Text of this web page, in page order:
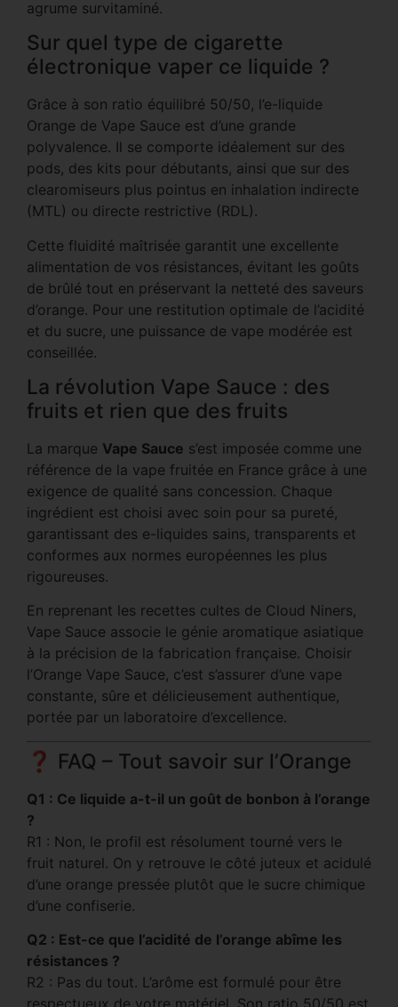
agrume survitaminé.
Sur quel type de cigarette
électronique vaper ce liquide ?
Grâce à son ratio équilibré 50/50, l’e-liquide
Orange de Vape Sauce est d’une grande
polyvalence. Il se comporte idéalement sur des
pods, des kits pour débutants, ainsi que sur des
clearomiseurs plus pointus en inhalation indirecte
(MTL) ou directe restrictive (RDL).
Cette fluidité maîtrisée garantit une excellente
alimentation de vos résistances, évitant les goûts
de brûlé tout en préservant la netteté des saveurs
d’orange. Pour une restitution optimale de l’acidité
et du sucre, une puissance de vape modérée est
conseillée.
La révolution Vape Sauce : des
fruits et rien que des fruits
La marque Vape Sauce s’est imposée comme une
référence de la vape fruitée en France grâce à une
exigence de qualité sans concession. Chaque
ingrédient est choisi avec soin pour sa pureté,
garantissant des e-liquides sains, transparents et
conformes aux normes européennes les plus
rigoureuses.
En reprenant les recettes cultes de Cloud Niners,
Vape Sauce associe le génie aromatique asiatique
à la précision de la fabrication française. Choisir
l’Orange Vape Sauce, c’est s’assurer d’une vape
constante, sûre et délicieusement authentique,
portée par un laboratoire d’excellence.
❓ FAQ – Tout savoir sur l’Orange
Q1 : Ce liquide a-t-il un goût de bonbon à l’orange
?
R1 : Non, le profil est résolument tourné vers le
fruit naturel. On y retrouve le côté juteux et acidulé
d’une orange pressée plutôt que le sucre chimique
d’une confiserie.
Q2 : Est-ce que l’acidité de l’orange abîme les
résistances ?
R2 : Pas du tout. L’arôme est formulé pour être